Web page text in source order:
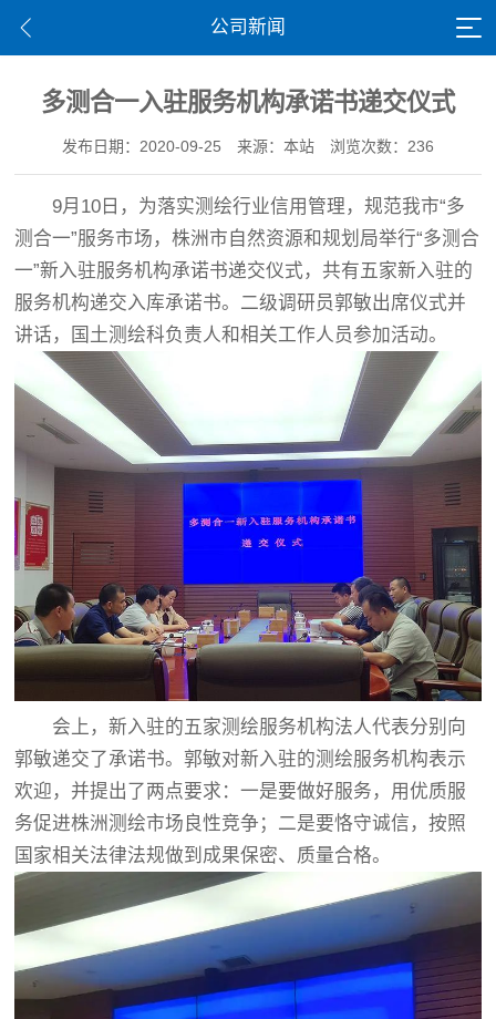
公司新闻
多测合一入驻服务机构承诺书递交仪式
发布日期：2020-09-25 来源：本站 浏览次数：236
9月10日，为落实测绘行业信用管理，规范我市“多
测合一”服务市场，株洲市自然资源和规划局举行“多测合
一”新入驻服务机构承诺书递交仪式，共有五家新入驻的
服务机构递交入库承诺书。二级调研员郭敏出席仪式并
讲话，国土测绘科负责人和相关工作人员参加活动。
会上，新入驻的五家测绘服务机构法人代表分别向
郭敏递交了承诺书。郭敏对新入驻的测绘服务机构表示
欢迎，并提出了两点要求：一是要做好服务，用优质服
务促进株洲测绘市场良性竞争；二是要恪守诚信，按照
国家相关法律法规做到成果保密、质量合格。